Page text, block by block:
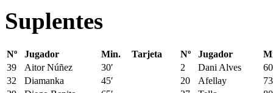
Suplentes
Nº Jugador Min. Tarjeta Nº Jugador
39
Aitor Núñez 30′ 2 Dani Alves
32
Diamanka 45′ 20 Afellay